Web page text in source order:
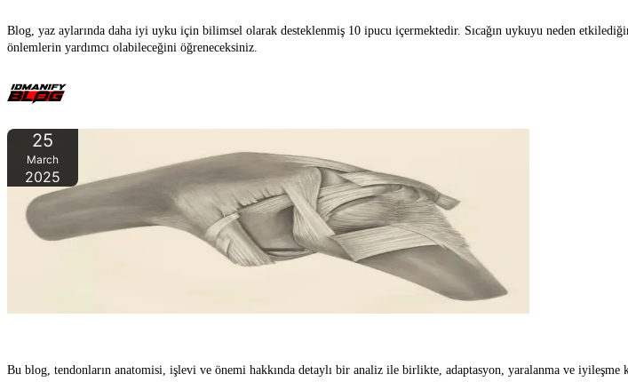
Blog, yaz aylarında daha iyi uyku için bilimsel olarak desteklenmiş 10 ipucu içermektedir. Sıcağın uykuyu neden
önlemlerin yardımcı olabileceğini öğreneceksiniz.
25
March
2025
Bu blog, tendonların anatomisi, işlevi ve önemi hakkında detaylı bir analiz ile birlikte, adaptasyon, yaralanma ve